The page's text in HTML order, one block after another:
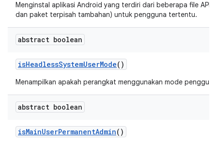
Menginstal aplikasi Android yang terdiri dari beberapa file APK
dan paket terpisah tambahan) untuk pengguna tertentu.
abstract boolean
isHeadlessSystemUserMode()
Menampilkan apakah perangkat menggunakan mode
abstract boolean
isMainUserPermanentAdmin()